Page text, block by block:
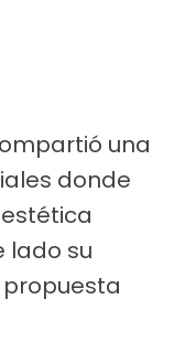
una
donde
lado su